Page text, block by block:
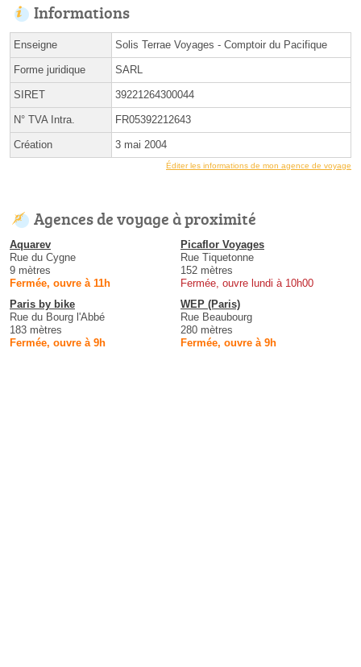
Informations
Enseigne Solis Terrae Voyages - Comptoir du Pacifique
Forme juridique SARL
SIRET 39221264300044
N° TVA Intra. FR05392212643
Création 3 mai 2004
Éditer les informations de mon agence de voyage
Agences de voyage à proximité
Aquarev
Rue du Cygne
9 mètres
Fermée, ouvre à 11h
Picaflor Voyages
Rue Tiquetonne
152 mètres
Fermée, ouvre lundi à 10h00
Paris by bike
Rue du Bourg l'Abbé
183 mètres
Fermée, ouvre à 9h
WEP (Paris)
Rue Beaubourg
280 mètres
Fermée, ouvre à 9h